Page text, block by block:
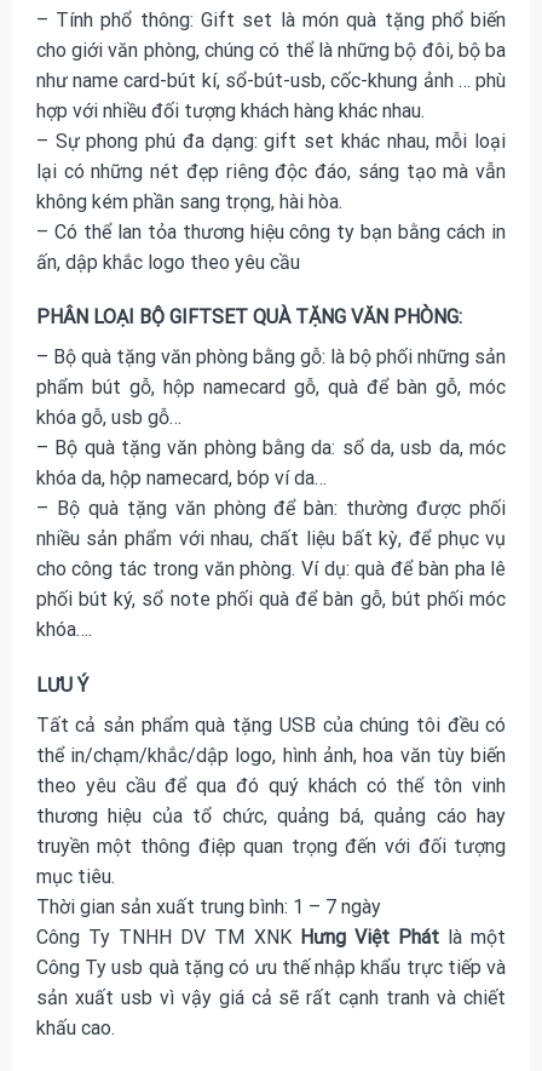
– Tính phổ thông: Gift set là món quà tặng phổ biến
cho giới văn phòng, chúng có thể là những bộ đôi, bộ ba
như name card-bút kí, sổ-bút-usb, cốc-khung ảnh … phù
hợp với nhiều đối tượng khách hàng khác nhau.
– Sự phong phú đa dạng: gift set khác nhau, mỗi loại
lại có những nét đẹp riêng độc đáo, sáng tạo mà vẫn
không kém phần sang trọng, hài hòa.
– Có thể lan tỏa thương hiệu công ty bạn bằng cách in
ấn, dập khắc logo theo yêu cầu
PHÂN LOẠI BỘ GIFTSET QUÀ TẶNG VĂN PHÒNG:
– Bộ quà tặng văn phòng bằng gỗ: là bộ phối những sản
phẩm bút gỗ, hộp namecard gỗ, quà để bàn gỗ, móc
khóa gỗ, usb gỗ…
– Bộ quà tặng văn phòng bằng da: sổ da, usb da, móc
khóa da, hộp namecard, bóp ví da…
– Bộ quà tặng văn phòng để bàn: thường được phối
nhiều sản phẩm với nhau, chất liệu bất kỳ, để phục vụ
cho công tác trong văn phòng. Ví dụ: quà để bàn pha lê
phối bút ký, sổ note phối quà để bàn gỗ, bút phối móc
khóa….
LƯU Ý
Tất cả sản phẩm quà tặng USB của chúng tôi đều có
thể in/chạm/khắc/dập logo, hình ảnh, hoa văn tùy biến
theo yêu cầu để qua đó quý khách có thể tôn vinh
thương hiệu của tổ chức, quảng bá, quảng cáo hay
truyền một thông điệp quan trọng đến với đối tượng
mục tiêu.
Thời gian sản xuất trung bình: 1 – 7 ngày
Công Ty TNHH DV TM XNK Hưng Việt Phát là một
Công Ty usb quà tặng có ưu thế nhập khẩu trực tiếp và
sản xuất usb vì vậy giá cả sẽ rất cạnh tranh và chiết
khấu cao.